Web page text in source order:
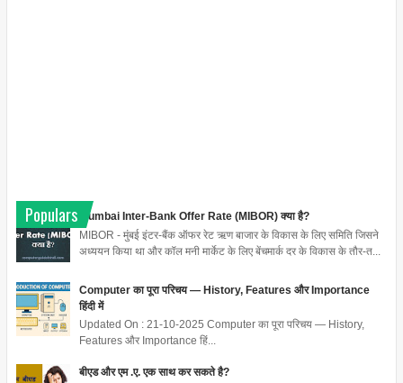
Populars
Mumbai Inter-Bank Offer Rate (MIBOR) क्या है?
MIBOR - मुंबई इंटर-बैंक ऑफर रेट ऋण बाजार के विकास के लिए समिति जिसने
अध्ययन किया था और कॉल मनी मार्केट के लिए बेंचमार्क दर के विकास के तौर-त...
Computer का पूरा परिचय — History, Features और Importance
हिंदी में
Updated On : 21-10-2025 Computer का पूरा परिचय — History,
Features और Importance हिं...
बीएड और एम .ए. एक साथ कर सकते है?